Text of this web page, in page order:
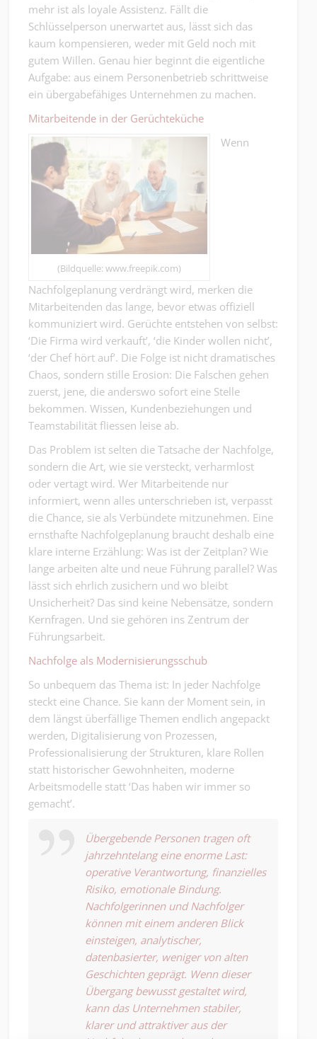
mehr ist als loyale Assistenz. Fällt die
Schlüsselperson unerwartet aus, lässt sich das
kaum kompensieren, weder mit Geld noch mit
gutem Willen. Genau hier beginnt die eigentliche
Aufgabe: aus einem Personenbetrieb schrittweise
ein übergabefähiges Unternehmen zu machen.
Mitarbeitende in der Gerüchteküche
(Bildquelle: www.freepik.com)
Wenn
Nachfolgeplanung verdrängt wird, merken die
Mitarbeitenden das lange, bevor etwas offiziell
kommuniziert wird. Gerüchte entstehen von selbst:
‘Die Firma wird verkauft’, ‘die Kinder wollen nicht’,
‘der Chef hört auf’. Die Folge ist nicht dramatisches
Chaos, sondern stille Erosion: Die Falschen gehen
zuerst, jene, die anderswo sofort eine Stelle
bekommen. Wissen, Kundenbeziehungen und
Teamstabilität fliessen leise ab.
Das Problem ist selten die Tatsache der Nachfolge,
sondern die Art, wie sie versteckt, verharmlost
oder vertagt wird. Wer Mitarbeitende nur
informiert, wenn alles unterschrieben ist, verpasst
die Chance, sie als Verbündete mitzunehmen. Eine
ernsthafte Nachfolgeplanung braucht deshalb eine
klare interne Erzählung: Was ist der Zeitplan? Wie
lange arbeiten alte und neue Führung parallel? Was
lässt sich ehrlich zusichern und wo bleibt
Unsicherheit? Das sind keine Nebensätze, sondern
Kernfragen. Und sie gehören ins Zentrum der
Führungsarbeit.
Nachfolge als Modernisierungsschub
So unbequem das Thema ist: In jeder Nachfolge
steckt eine Chance. Sie kann der Moment sein, in
dem längst überfällige Themen endlich angepackt
werden, Digitalisierung von Prozessen,
Professionalisierung der Strukturen, klare Rollen
statt historischer Gewohnheiten, moderne
Arbeitsmodelle statt ‘Das haben wir immer so
gemacht’.
Übergebende Personen tragen oft
jahrzehntelang eine enorme Last:
operative Verantwortung, finanzielles
Risiko, emotionale Bindung.
Nachfolgerinnen und Nachfolger
können mit einem anderen Blick
einsteigen, analytischer,
datenbasierter, weniger von alten
Geschichten geprägt. Wenn dieser
Übergang bewusst gestaltet wird,
kann das Unternehmen stabiler,
klarer und attraktiver aus der